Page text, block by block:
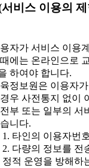
비스 이용의
자가 서비스 이용
에는 온라인으로
하여야 합니다.
정보원은 이용자
우 사전통지 없이
부 또는 일부의 서
니다.
1. 타인의 이용자번
2. 다량의 정보를 전
정적 운영을 방해하